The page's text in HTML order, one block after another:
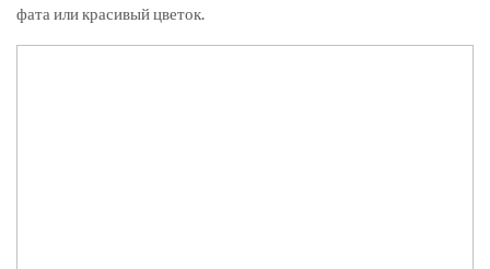
фата или красивый цветок.